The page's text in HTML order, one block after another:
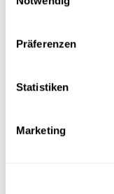
Präferenzen
Statistiken
Marketing
Hauptgruppe